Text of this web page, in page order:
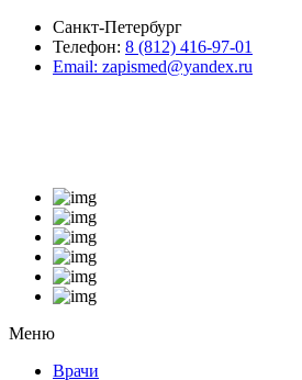
Санкт-Петербург
Телефон: 8 (812) 416-97-01
Email: zapismed@yandex.ru
Меню
Врачи